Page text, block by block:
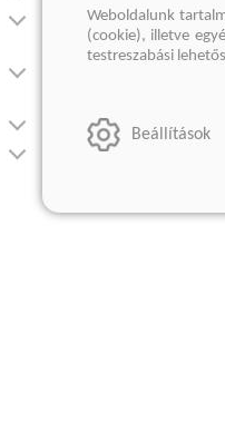
Weboldalunk
(cookie), illetve
testreszabási
Beállítások